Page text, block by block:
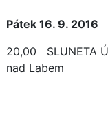
Pátek 16. 9. 2016
20,00 SLUNETA
nad Labem